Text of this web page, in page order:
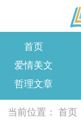
首页
爱情美文
哲理文章
当前位置： 首页